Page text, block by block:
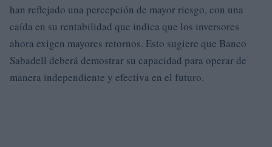
han reflejado una percepción de mayor riesgo, con una
caída en su rentabilidad que indica que los inversores
ahora exigen mayores retornos. Esto sugiere que Banco
Sabadell deberá demostrar su capacidad para operar de
manera independiente y efectiva en el futuro.